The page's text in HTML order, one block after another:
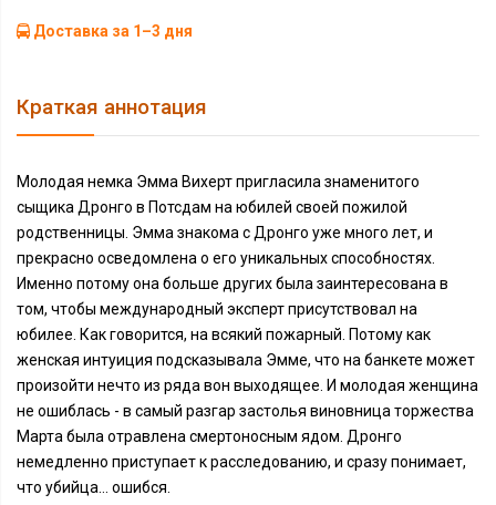
Доставка за 1–3 дня
Краткая аннотация
Молодая немка Эмма Вихерт пригласила знаменитого
сыщика Дронго в Потсдам на юбилей своей пожилой
родственницы. Эмма знакома с Дронго уже много лет, и
прекрасно осведомлена о его уникальных способностях.
Именно потому она больше других была заинтересована в
том, чтобы международный эксперт присутствовал на
юбилее. Как говорится, на всякий пожарный. Потому как
женская интуиция подсказывала Эмме, что на банкете может
произойти нечто из ряда вон выходящее. И молодая женщина
не ошиблась - в самый разгар застолья виновница торжества
Марта была отравлена смертоносным ядом. Дронго
немедленно приступает к расследованию, и сразу понимает,
что убийца… ошибся.